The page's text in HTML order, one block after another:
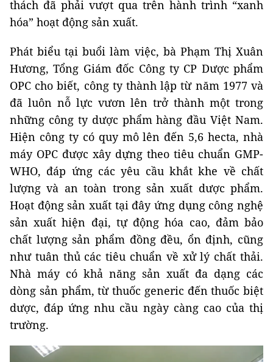
thách đã phải vượt qua trên hành trình “xanh
hóa” hoạt động sản xuất.
Phát biểu tại buổi làm việc, bà Phạm Thị Xuân
Hương, Tổng Giám đốc Công ty CP Dược phẩm
OPC cho biết, công ty thành lập từ năm 1977 và
đã luôn nỗ lực vươn lên trở thành một trong
những công ty dược phẩm hàng đầu Việt Nam.
Hiện công ty có quy mô lên đến 5,6 hecta, nhà
máy OPC được xây dựng theo tiêu chuẩn GMP-
WHO, đáp ứng các yêu cầu khắt khe về chất
lượng và an toàn trong sản xuất dược phẩm.
Hoạt động sản xuất tại đây ứng dụng công nghệ
sản xuất hiện đại, tự động hóa cao, đảm bảo
chất lượng sản phẩm đồng đều, ổn định, cũng
như tuân thủ các tiêu chuẩn về xử lý chất thải.
Nhà máy có khả năng sản xuất đa dạng các
dòng sản phẩm, từ thuốc generic đến thuốc biệt
dược, đáp ứng nhu cầu ngày càng cao của thị
trường.